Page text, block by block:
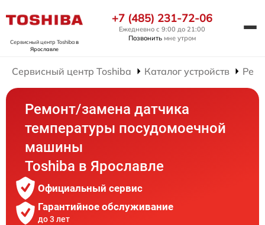
Сервисный центр Toshibaв
Ярославле
+7 (485) 231-72-06
Ежедневно с 9:00 до 21:00
Позвонить мне утром
Сервисный центр Toshiba Каталог устройств
Ремонт/замена датчика
температуры посудомоечной
машины
Toshiba в Ярославле
Официальный сервис
Гарантийное обслуживание
до 3 лет